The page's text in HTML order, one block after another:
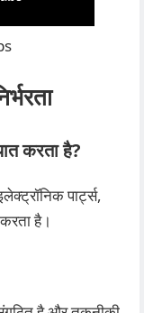
करता है?
पार्ट्स,
है।